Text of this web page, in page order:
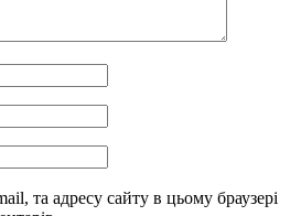
та адресу сайту в цьому браузері